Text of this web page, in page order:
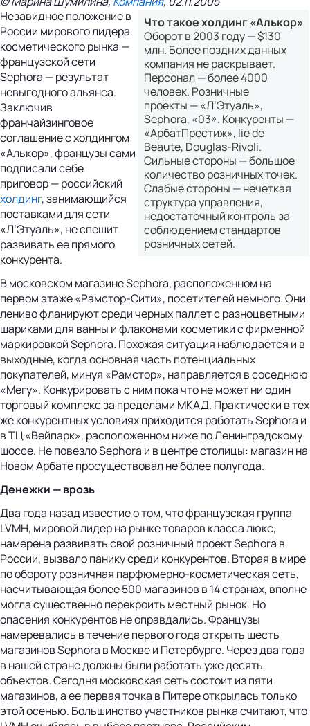
Что такое холдинг «Алькор»
Оборот в 2003 году — $130
млн. Более поздних данных
компания не раскрывает.
Персонал — более 4000
человек. Розничные
проекты — «Л’Этуаль»,
Sephora, «03». Конкуренты —
«АрбатПрестиж», lie de
Beaute, Douglas-Rivoli.
Сильные стороны — большое
количество розничных точек.
Слабые стороны — нечеткая
структура управления,
недостаточный контроль за
соблюдением стандартов
розничных сетей.
Незавидное положение в
России мирового лидера
косметического рынка —
французской сети
Sephora — результат
невыгодного альянса.
Заключив
франчайзинговое
соглашение с холдингом
«Алькор», французы сами
подписали себе
приговор — российский
холдинг, занимающийся
поставками для сети
«Л’Этуаль», не спешит
развивать ее прямого
конкурента.
В московском магазине Sephora, расположенном на
первом этаже «Рамстор-Сити», посетителей немного. Они
лениво фланируют среди черных паллет с разноцветными
шариками для ванны и флаконами косметики с фирменной
маркировкой Sephora. Похожая ситуация наблюдается и в
выходные, когда основная часть потенциальных
покупателей, минуя «Рамстор», направляется в соседнюю
«Мегу». Конкурировать с ним пока что не может ни один
торговый комплекс за пределами МКАД. Практически в тех
же конкурентных условиях приходится работать Sephora и
в ТЦ «Вейпарк», расположенном ниже по Ленинградскому
шоссе. Не повезло Sephora и в центре столицы: магазин на
Новом Арбате просуществовал не более полугода.
Денежки — врозь
Два года назад известие о том, что французская группа
LVMH, мировой лидер на рынке товаров класса люкс,
намерена развивать свой розничный проект Sephora в
России, вызвало панику среди конкурентов. Вторая в мире
по обороту розничная парфюмерно-косметическая сеть,
насчитывающая более 500 магазинов в 14 странах, вполне
могла существенно перекроить местный рынок. Но
опасения конкурентов не оправдались. Французы
намеревались в течение первого года открыть шесть
магазинов Sephora в Москве и Петербурге. Через два года
в нашей стране должны были работать уже десять
объектов. Сегодня московская сеть состоит из пяти
магазинов, а ее первая точка в Питере открылась только
этой осенью. Большинство участников рынка считают, что